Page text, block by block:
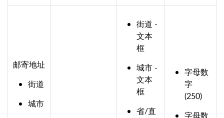
邮寄地址
街道
城市
街道 -
文本
框
城市 -
文本
框
省/直
字母数
字
(250)
字母数